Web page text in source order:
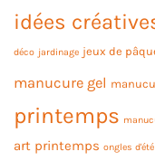
idées
déco jardinage jeux de
manucure gel
printemps
art printemps ongles d'été